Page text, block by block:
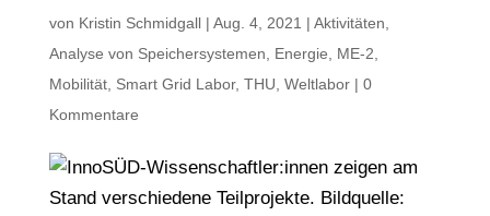
von Kristin Schmidgall| Aug. 4, 2021 | Aktivitäten
Analyse von Speichersystemen
Energie ME-2
Mobilität, Smart Grid Labor, THU Weltlabor| 0
Kommentare